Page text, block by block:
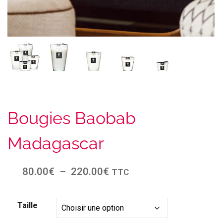
Bougies Baobab
Madagascar
80.00€ – 220.00€ TTC
Taille